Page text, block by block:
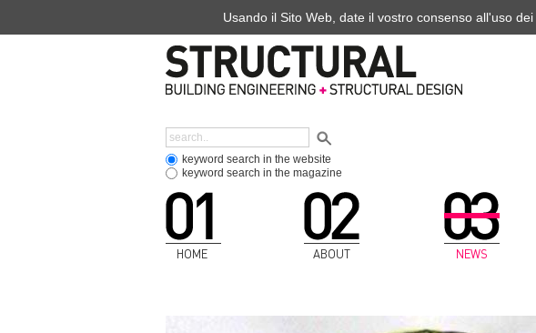
keyword search in the website
keyword search in the magazine
HOME ABOUT NEWS
Usando il Sito Web, date il vostro consenso all'uso